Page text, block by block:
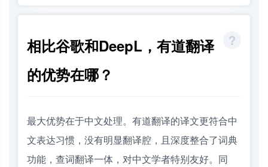
相比谷歌和DeepL，有道翻译
的优势在哪？
最大优势在于中文处理。有道翻译的译文更符合中
文表达习惯，没有明显翻译腔，且深度整合了词典
功能，查词翻译一体，对中文学者特别友好。同